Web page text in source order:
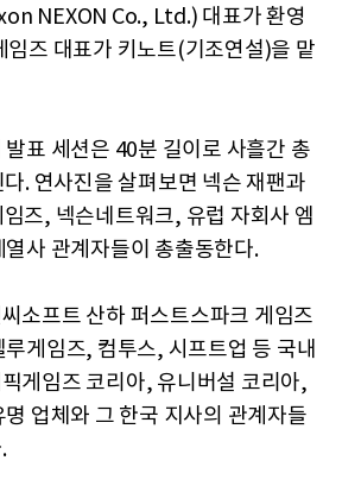
NEXON Co., Ltd.) 대표가 환영
임즈 대표가 키노트(기조연설)을 맡
표 세션은 40분 길이로 사흘간 총
. 연사진을 살펴보면 넥슨 재팬과
즈, 넥슨네트워크, 유럽 자회사 엠
사 관계자들이 총출동한다.
소프트 산하 퍼스트스파크 게임즈
게임즈, 컴투스, 시프트업 등 국내
게임즈 코리아, 유니버설 코리아,
업체와 그 한국 지사의 관계자들